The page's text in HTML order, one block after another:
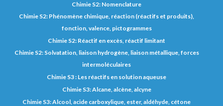
Chimie S2: Nomenclature
Chimie S2: Phénomène chimique, réaction (réactifs et produits),
fonction, valence, pictogrammes
Chimie S2: Réactif en excès, réactif limitant
Chimie S2: Solvatation, liaison hydrogène, liaison métallique, forces
intermoléculaires
Chimie S3 : Les réactifs en solution aqueuse
Chimie S3: Alcane, alcène, alcyne
Chimie S3: Alcool, acide carboxylique, ester, aldéhyde, cétone